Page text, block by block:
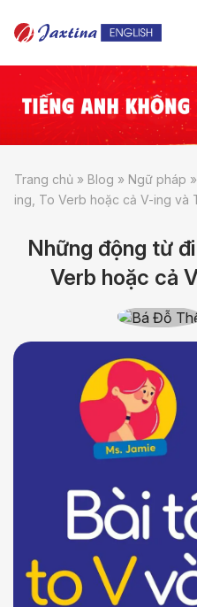
Trang chủ » Blog » Ngữ pháp »
ing, To Verb hoặc cả V-ing và
Những động từ
Verb hoặc cả